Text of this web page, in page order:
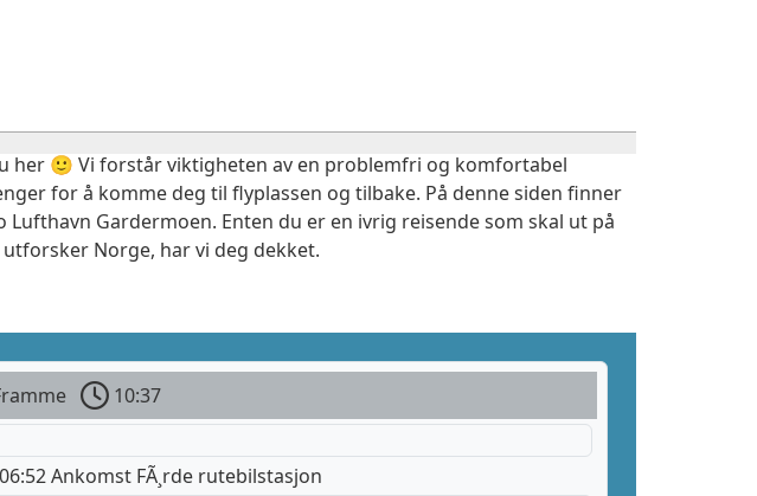
her 🙂 Vi forstår viktigheten av en problemfri og komfortabel
for å komme deg til flyplassen og tilbake. På denne siden finner
Gardermoen. Enten du er en ivrig reisende som skal ut på
Norge, har vi deg dekket.
10:37
06:52 Ankomst FÃ¸rde rutebilstasjon